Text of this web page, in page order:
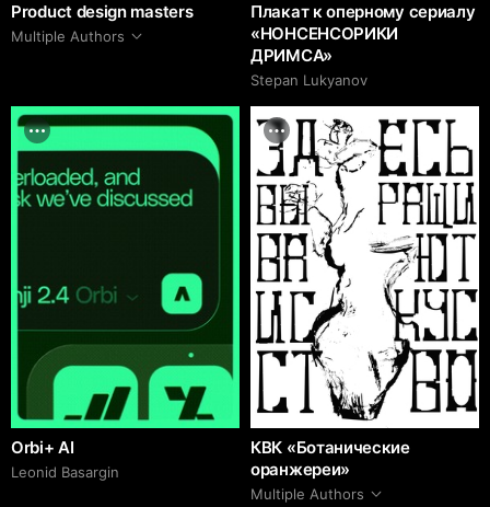
Product design masters
Multiple Authors
Плакат к оперному сериалу
«НОНСЕНСОРИКИ
ДРИМСА»
Stepan Lukyanov
Orbi+ AI
Leonid Basargin
КВК «Ботанические
оранжереи»
Multiple Authors